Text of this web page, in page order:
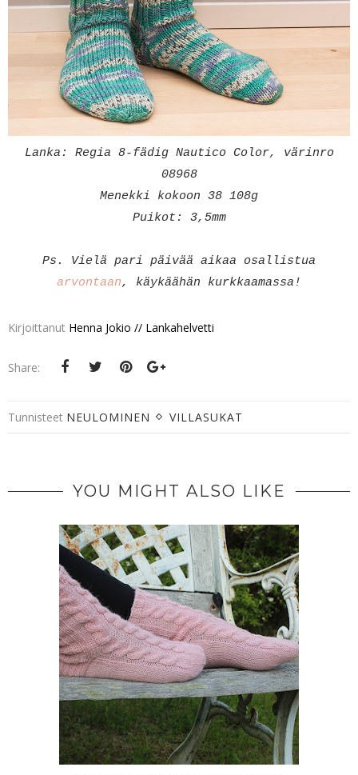
Lanka: Regia 8-fädig Nautico Color, värinro
08968
Menekki kokoon 38 108g
Puikot: 3,5mm
Ps. Vielä pari päivää aikaa osallistua
arvontaan, käykäähän kurkkaamassa!
Kirjoittanut Henna Jokio // Lankahelvetti
Share:
Tunnisteet NEULOMINEN VILLASUKAT
YOU MIGHT ALSO LIKE